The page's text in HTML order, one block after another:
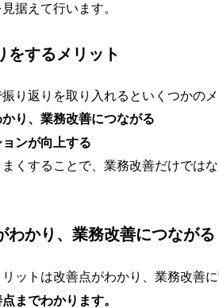
据えて行います。
をするメリット
り返りを取り入れるといくつかの
かり、業務改善につながる
ョンが向上する
くすることで、業務改善だけでは
わかり、業務改善につながる
ットは改善点がわかり、業務改善に
までわかります。